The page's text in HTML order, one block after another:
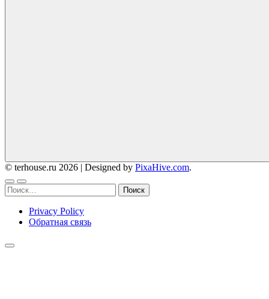
© terhouse.ru 2026 | Designed by PixaHive.com.
Найти:
Privacy Policy
Обратная связь